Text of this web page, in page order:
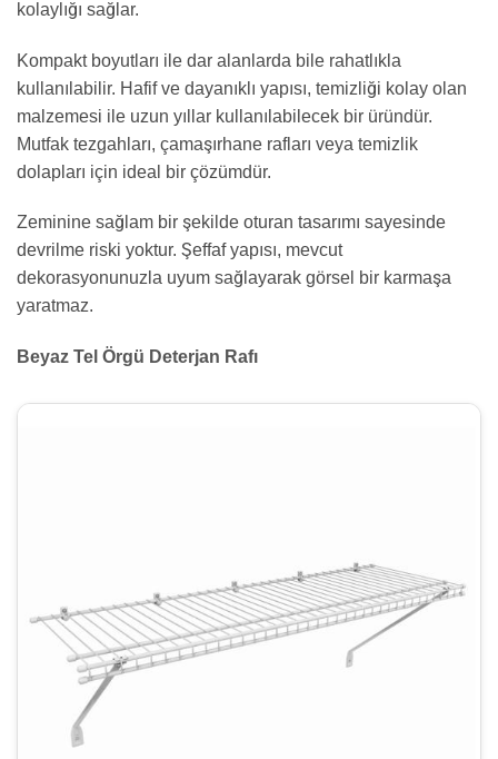
kolaylığı sağlar.
Kompakt boyutları ile dar alanlarda bile rahatlıkla
kullanılabilir. Hafif ve dayanıklı yapısı, temizliği kolay olan
malzemesi ile uzun yıllar kullanılabilecek bir üründür.
Mutfak tezgahları, çamaşırhane rafları veya temizlik
dolapları için ideal bir çözümdür.
Zeminine sağlam bir şekilde oturan tasarımı sayesinde
devrilme riski yoktur. Şeffaf yapısı, mevcut
dekorasyonunuzla uyum sağlayarak görsel bir karmaşa
yaratmaz.
Beyaz Tel Örgü Deterjan Rafı